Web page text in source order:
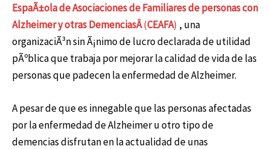
EspaÃ±ola de Asociaciones de Familiares de personas con
Alzheimer y otras DemenciasÂ(CEAFA) , una
organizaciÃ³n sin Ã¡nimo de lucro declarada de utilidad
pÃºblica que trabaja por mejorar la calidad de vida de las
personas que padecen la enfermedad de Alzheimer.
A pesar de que es innegable que las personas afectadas
por la enfermedad de Alzheimer u otro tipo de
demencias disfrutan en la actualidad de unas